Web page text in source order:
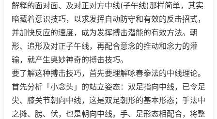
解释的面对面、及对正对方中线(子午线)那样简单，其实
暗藏着意识技巧，以求发挥自动防守和有效的反击招式，
并加快反应的速度，成为发挥搏击潜能的有效方法。朝
形、追形及对正子午线，再配合意念的推动和念力的灌
输，就产生奥妙神奇的搏击技巧。
要了解这种搏击技巧，首先要理解咏春拳法的中线理论。
首先分析「小念头」的站立姿态：双足指向中线，已令足
尖、膝关节朝向中线，这是双足朝形的基本形态；手法中
之摊、膀、伏，也是朝向中线。手、足形态相配合，将整